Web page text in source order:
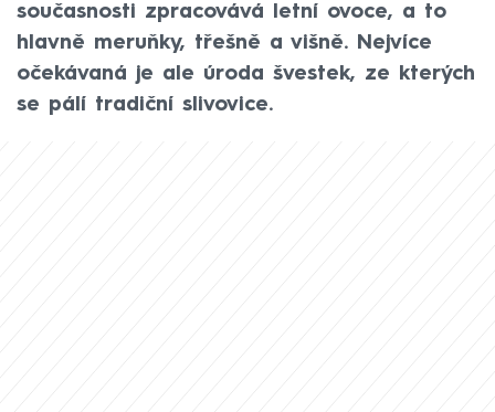
současnosti zpracovává letní ovoce, a to
hlavně meruňky, třešně a višně. Nejvíce
očekávaná je ale úroda švestek, ze kterých
se pálí tradiční slivovice.